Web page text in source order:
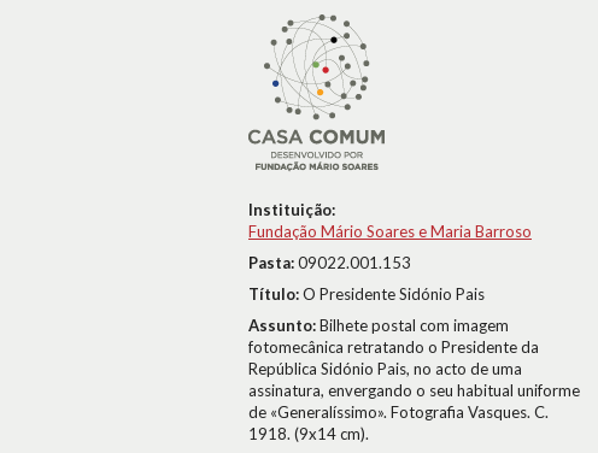
Instituição:
Fundação Mário Soares e Maria Barroso
Pasta:09022.001.153
Título:O Presidente Sidónio Pais
Assunto:Bilhete postal com imagem
fotomecânica retratando o Presidente da
República Sidónio Pais, no acto de uma
assinatura, envergando o seu habitual uniforme
de «Generalíssimo». Fotografia Vasques. C.
1918. (9x14 cm).